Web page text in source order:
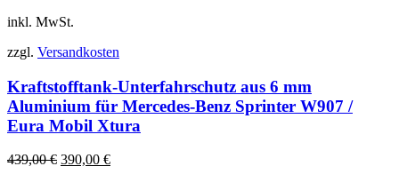
inkl. MwSt.
zzgl. Versandkosten
Kraftstofftank-Unterfahrschutz aus 6 mm
Aluminium für Mercedes-Benz Sprinter W907 /
Eura Mobil Xtura
439,00€ Ursprünglicher
390,00 €Aktueller